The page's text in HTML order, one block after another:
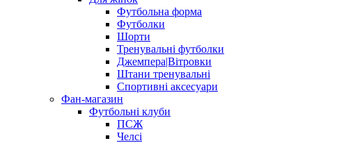
Футбольна форма
Футболки
Шорти
Тренувальні футболки
Джемпера|Вітровки
Штани тренувальні
Спортивні аксесуари
Фан-магазин
Футбольні клуби
ПСЖ
Челсі